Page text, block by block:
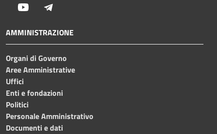
Youtube
AMMINISTRAZIONE
Organi di Governo
Aree Amministrative
Uffici
Enti e fondazioni
Politici
Personale Amministrativo
Documenti e dati